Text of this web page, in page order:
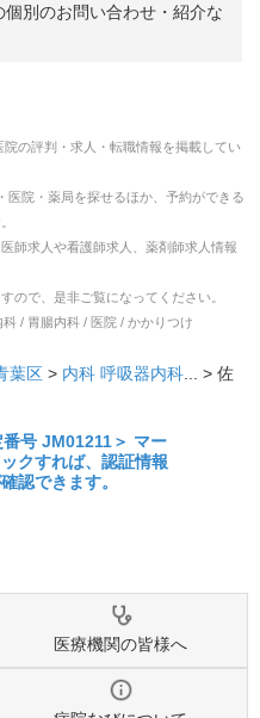
別のお問い合わせ・紹介な
院の評判・求人・転職情報を掲載してい
医院・薬局を探せるほか、予約ができる
師求人や看護師求人、薬剤師求人情報
ので、是非ご覧になってください。
/ 胃腸内科 / 医院 / かかりつけ
葉区 > 内科 呼吸器内科... > 佐
医療機関の皆様へ